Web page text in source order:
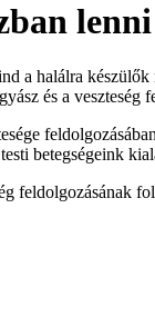
lenni
a halálra
és a
betegségeink
feldolgozásának